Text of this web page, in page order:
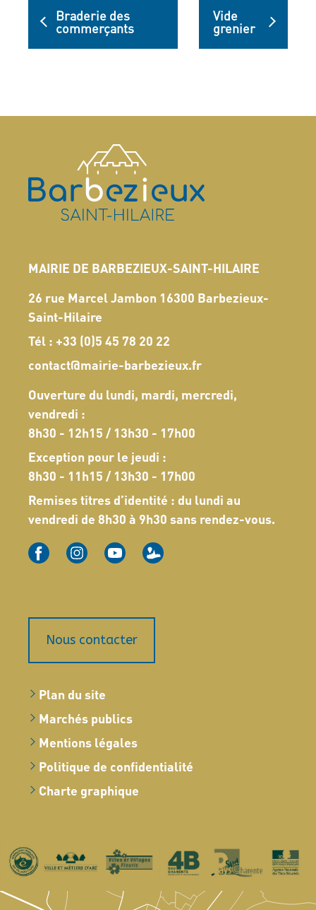
Braderie des
commerçants
Vide
grenier
MAIRIE DE BARBEZIEUX-SAINT-HILAIRE
26 rue Marcel Jambon 16300 Barbezieux-
Saint-Hilaire
Tél : +33 (0)5 45 78 20 22
contact@mairie-barbezieux.fr
Ouverture du lundi, mardi, mercredi,
vendredi :
8h30 - 12h15 / 13h30 - 17h00
Exception pour le jeudi :
8h30 - 11h15 / 13h30 - 17h00
Remises titres d’identité : du lundi au
vendredi de 8h30 à 9h30 sans rendez-vous.
Nous contacter
Plan du site
Marchés publics
Mentions légales
Politique de confidentialité
Charte graphique